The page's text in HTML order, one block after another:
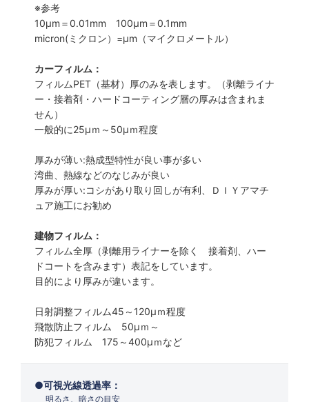
※参考
10μm＝0.01mm 100μm＝0.1mm
micron(ミクロン）=µm（マイクロメートル）
カーフィルム：
フィルムPET（基材）厚のみを表します。（剥離ライナ
ー・接着剤・ハードコーティング層の厚みは含まれま
せん）
一般的に25µｍ～50µｍ程度
厚みが薄い:熱成型特性が良い事が多い
湾曲、熱線などのなじみが良い
厚みが厚い:コシがあり取り回しが有利、ＤＩＹアマチ
ュア施工にお勧め
建物フィルム：
フィルム全厚（剥離用ライナーを除く 接着剤、ハー
ドコートを含みます）表記をしています。
目的により厚みが違います。
日射調整フィルム45～120µｍ程度
飛散防止フィルム 50µｍ～
防犯フィルム 175～400µｍなど
可視光線透過率：
明るさ、暗さの目安